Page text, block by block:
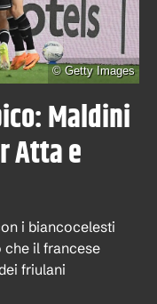
© Getty Images
Maldini
Atta e
i biancocelesti
che il francese
friulani